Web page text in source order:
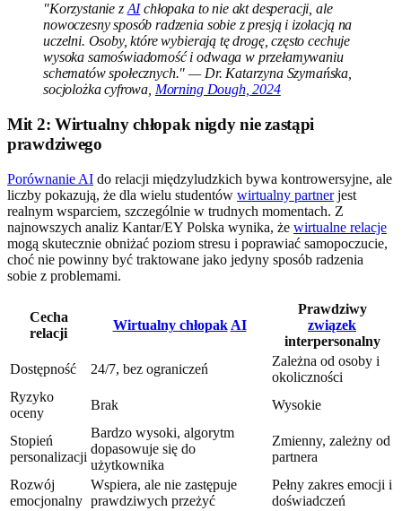
"Korzystanie z AIchłopaka to nie akt desperacji, ale
nowoczesny sposób radzenia sobie z presją i izolacją na
uczelni. Osoby, które wybierają tę drogę, często cechuje
wysoka samoświadomość i odwaga w przełamywaniu
schematów społecznych." — Dr. Katarzyna Szymańska,
socjolożka cyfrowa, Morning Dough, 2024
Mit 2: Wirtualny chłopak nigdy nie zastąpi
prawdziwego
Porównanie AI do relacji międzyludzkich bywa kontrowersyjne, ale
liczby pokazują, że dla wielu studentów wirtualny partnerjest
realnym wsparciem, szczególnie w trudnych momentach. Z
najnowszych analiz Kantar/EY Polska wynika, że wirtualne relacje
mogą skutecznie obniżać poziom stresu i poprawiać samopoczucie,
choć nie powinny być traktowane jako jedyny sposób radzenia
sobie z problemami.
Cecha
relacji
Wirtualny chłopak AI
Prawdziwy
związek
interpersonalny
Dostępność
24/7, bez ograniczeń
Zależna od osoby i
okoliczności
Ryzyko
oceny
Brak Wysokie
Stopień
personalizacji
Bardzo wysoki, algorytm
dopasowuje się do
użytkownika
Zmienny, zależny od
partnera
Rozwój
emocjonalny
Wspiera, ale nie zastępuje
prawdziwych przeżyć
Pełny zakres emocji i
doświadczeń